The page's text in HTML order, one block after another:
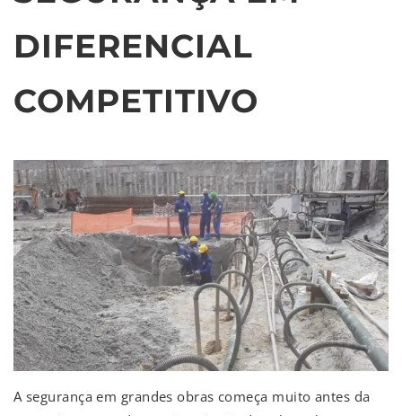
DIFERENCIAL
COMPETITIVO
A segurança em grandes obras começa muito antes da